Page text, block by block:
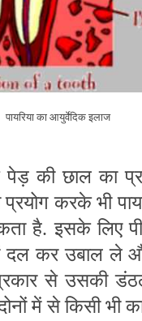
पायरिया का आयुर्वेदिक इलाज
की छाल का
करके भी
है. इसके लिए
दल कर उबाल ले
से उसकी
में से किसी भी